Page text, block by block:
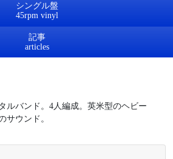
シングル盤
記事
ルバンド。4人編成。英米型のヘビー
サウンド。